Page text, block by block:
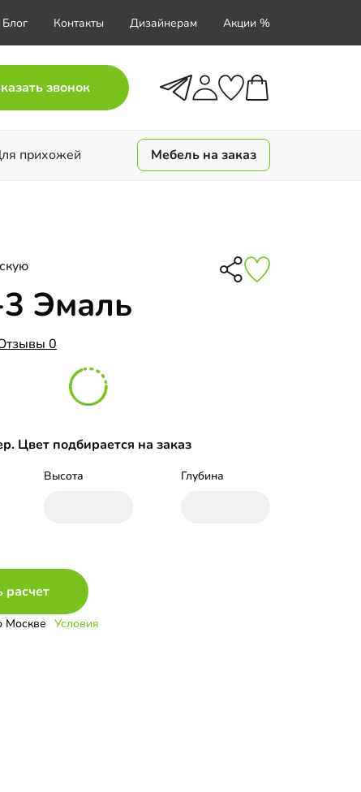
Блог Контакты Дизайнерам Акции %
звонок
прихожей Мебель на заказ
Эмаль
0
Цвет подбирается на заказ
Высота Глубина
расчет
Москве Условия